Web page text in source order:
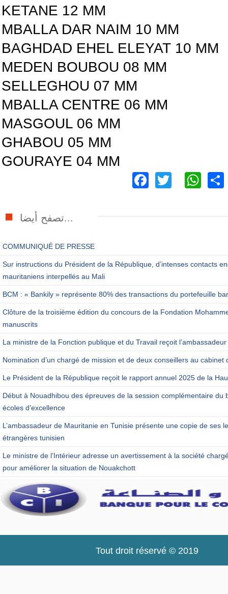
KETANE 12 MM
MBALLA DAR NAIM 10 MM
BAGHDAD EHEL ELEYAT 10 MM
MEDEN BOUBOU 08 MM
SELLEGHOU 07 MM
MBALLA CENTRE 06 MM
MASGOUL 06 MM
GHABOU 05 MM
GOURAYE 04 MM
Facebook
Twitter
تصفح أيضا...
COMMUNIQUÉ DE PRESSE
Sur instructions du Président de la République, d’intenses contacts
mauritaniens interpellés au Mali
BCM : « Bankily » représente 80% des transactions du portefeuille
Clôture de la troisième édition du concours de la Fondation
manuscrits
La ministre de la Fonction publique et du Travail reçoit
Nomination d’un chargé de mission et de deux conseillers au cabinet
Le Président de la République reçoit le rapport annuel 2025 de la
Début à Nouadhibou des épreuves de la session complémentaire du
écoles d’excellence
L’ambassadeur de Mauritanie en Tunisie présente une copie de ses
étrangères tunisien
Le ministre de l’Intérieur adresse un avertissement à la société
pour améliorer la situation de Nouakchott
Tout droit réservé © 2019